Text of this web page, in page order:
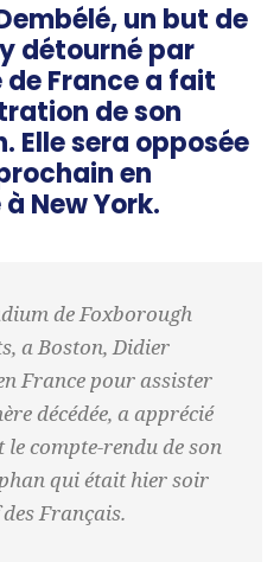
un but de
détourné par
de France a fait
de son
Elle sera opposée
en
New York.
de Foxborough
a Boston, Didier
France pour assister
décédée, a apprécié
le compte-rendu de son
qui était hier soir
Français.